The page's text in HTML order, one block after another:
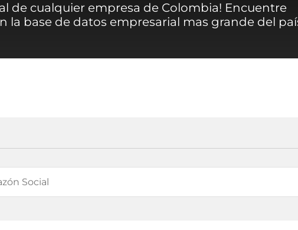
de cualquier empresa de Colombia! Encuentre
la base de datos empresarial mas grande del